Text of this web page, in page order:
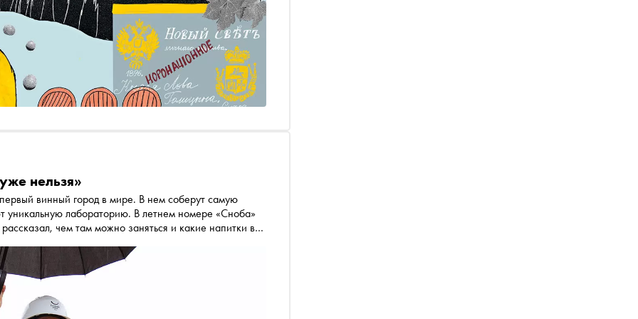
нельзя»
винный город в мире. В нем соберут самую
В летнем номере «Сноба»
чем там можно заняться и какие напитки в